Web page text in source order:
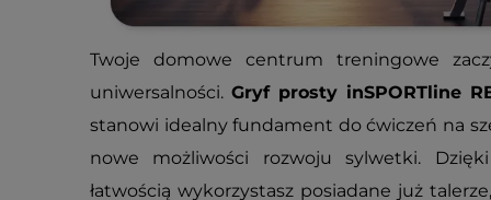
Twoje domowe centrum treningowe
uniwersalności. Gryf prosty inSPORTline
stanowi idealny fundament do ćwiczeń na
nowe możliwości rozwoju sylwetki.
łatwością wykorzystasz posiadane już